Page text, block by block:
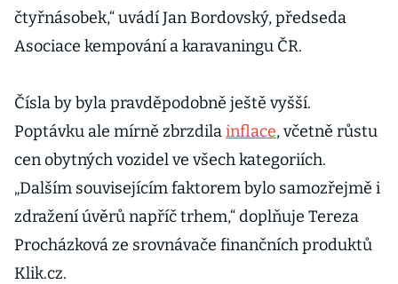
čtyřnásobek,“ uvádí Jan Bordovský, předseda
Asociace kempování a karavaningu ČR.
Čísla by byla pravděpodobně ještě vyšší.
Poptávku ale mírně zbrzdilainflace, včetně růstu
cen obytných vozidel ve všech kategoriích.
„Dalším souvisejícím faktorem bylo samozřejmě i
zdražení úvěrů napříč trhem,“ doplňuje Tereza
Procházková ze srovnávače finančních produktů
Klik.cz.